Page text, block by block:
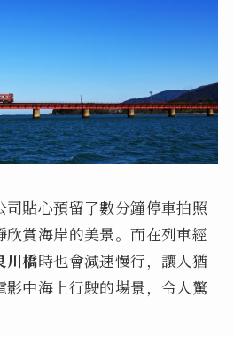
貼心預留了數分鐘停車拍照
賞海岸的美景。而在列車經
川橋時也會減速慢行，讓人猶
中海上行駛的場景，令人驚